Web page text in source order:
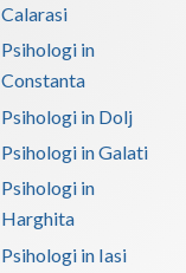
Calarasi
Psihologi in
Constanta
Psihologi in Dolj
Psihologi in Galati
Psihologi in
Harghita
Psihologi in Iasi